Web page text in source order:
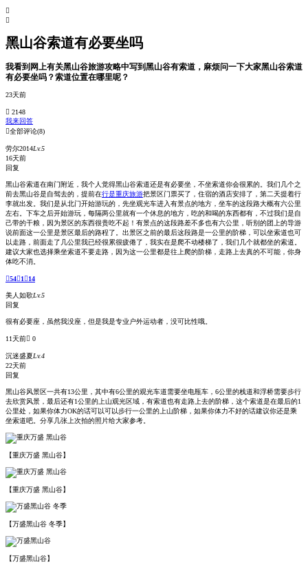


黑山谷索道有必要坐吗
我看到网上有关黑山谷旅游攻略中写到黑山谷有索道，麻烦问一下大家黑山谷索道
有必要坐吗？索道位置在哪里呢？
23天前
 2148
我来回答
全部评论(8)
劳尔2014Lv.5
16天前
回复
黑山谷索道在南门附近，我个人觉得黑山谷索道还是有必要坐，不坐索道你会很累的。我们几个之
前去黑山谷是自驾去的，提前在行是重庆旅游把景区门票买了，住宿的酒店安排了，第二天提着行
李就出发。我们是从北门开始游玩的，先坐观光车进入有景点的地方，坐车的这段路大概有六公里
左右。下车之后开始游玩，每隔两公里就有一个休息的地方，吃的和喝的东西都有，不过我们是自
己带的干粮，因为景区的东西很贵吃不起！有景点的这段路差不多也有六公里，听别的团上的导游
说前面这一公里是景区最后的路程了。出景区之前的最后这段路是一公里的阶梯，可以坐索道也可
以走路，前面走了几公里我已经很累很疲倦了，我实在是爬不动楼梯了，我们几个就都坐的索道。
建议大家也选择乘坐索道不要走路，因为这一公里都是往上爬的阶梯，走路上去真的不可能，你身
体吃不消。
54114
美人如歌Lv.5
回复
很有必要座，虽然我没座，但是我是专业户外运动者，没可比性哦。
11天前 0
沉迷盛夏Lv.4
22天前
回复
黑山谷风景区一共有13公里，其中有6公里的观光车道需要坐电瓶车，6公里的栈道和浮桥需要步行
去欣赏风景，最后还有1公里的上山观光区域，有索道也有走路上去的阶梯，这个索道是在最后的1
公里处，如果你体力OK的话可以可以步行一公里的上山阶梯，如果你体力不好的话建议你还是乘
坐索道吧。分享几张上次拍的照片给大家参考。
【重庆万盛 黑山谷】
【重庆万盛 黑山谷】
【万盛黑山谷 冬季】
【万盛黑山谷】